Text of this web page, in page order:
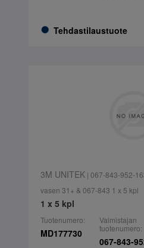
Tehdastilaustuote
3M UNITEK| 067-843-952-
vasen 31+ & 067-843 1 x 5 kpl
1 x 5 kpl
Tuotenumero:
MD177730
Valmistajan
tuotenumero:
067-843-